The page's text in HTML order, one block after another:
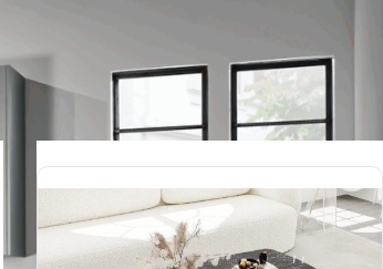
Affichage de 1–20 sur 98 résultats
25 50